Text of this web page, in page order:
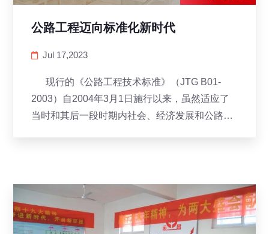
公路工程迈向标准化新时代
Jul 17,2023
现行的《公路工程技术标准》（JTG B01-
2003）自2004年3月1日施行以来，虽然适应了
当时和其后一段时期内社会、经济发展和公路建